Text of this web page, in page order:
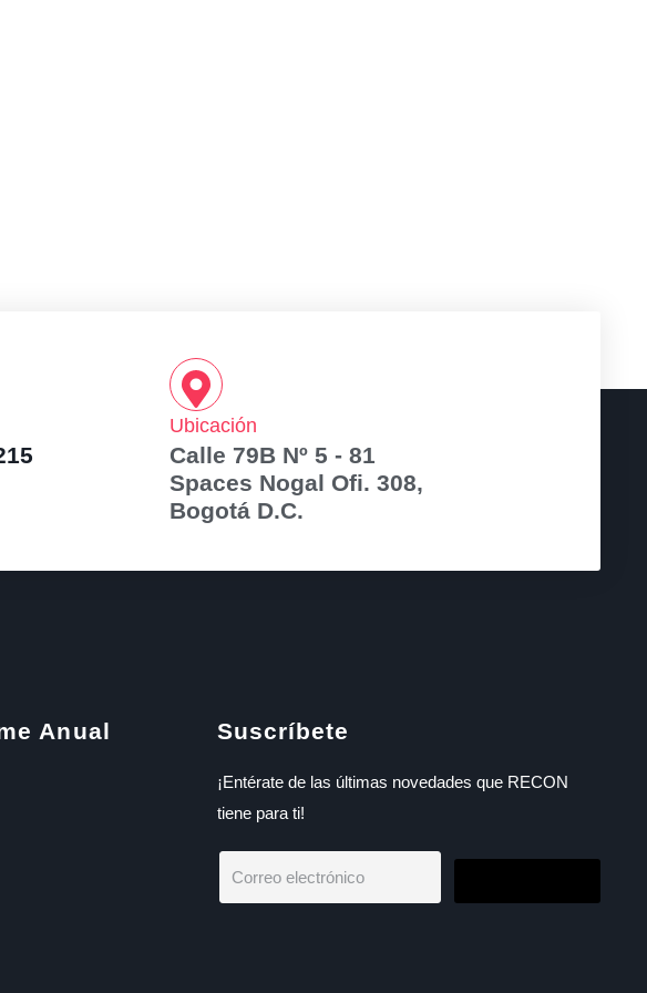
Ubicación
Calle 79B Nº 5 - 81
Spaces Nogal Ofi. 308,
Bogotá D.C.
Anual Suscríbete
¡Entérate de las últimas novedades que RECON
tiene para ti!